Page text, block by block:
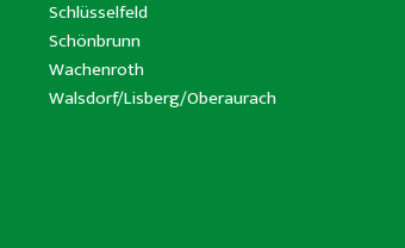
Schlüsselfeld
Schönbrunn
Wachenroth
Walsdorf/Lisberg/Oberaurach